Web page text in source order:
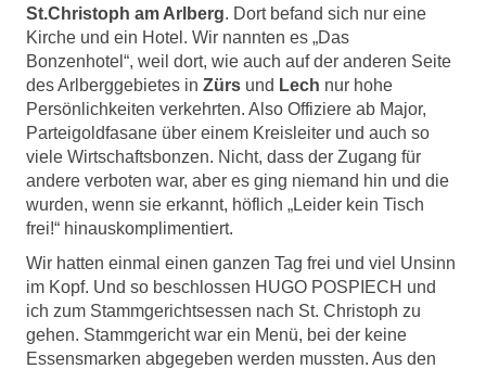
St.Christoph am Arlberg. Dort befand sich nur eine
Kirche und ein Hotel. Wir nannten es „Das
Bonzenhotel“, weil dort, wie auch auf der anderen Seite
des Arlberggebietes in Zürs und Lech nur hohe
Persönlichkeiten verkehrten. Also Offiziere ab Major,
Parteigoldfasane über einem Kreisleiter und auch so
viele Wirtschaftsbonzen. Nicht, dass der Zugang für
andere verboten war, aber es ging niemand hin und die
wurden, wenn sie erkannt, höflich „Leider kein Tisch
frei!“ hinauskomplimentiert.
Wir hatten einmal einen ganzen Tag frei und viel Unsinn
im Kopf. Und so beschlossen HUGO POSPIECH und
ich zum Stammgerichtsessen nach St. Christoph zu
gehen. Stammgericht war ein Menü, bei der keine
Essensmarken abgegeben werden mussten. Aus den